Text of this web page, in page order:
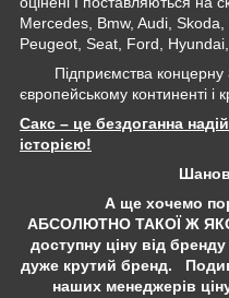
Mercedes, Bmw, Audi,
Peugeot, Seat, Ford,
Підприємства концерну
європейському континенті і
Сакс – це бездоганна
історією!
А ще хочемо
АБСОЛЮТНО ТАКОЇ Ж
доступну ціну від
дуже крутий бренд.
наших менеджерів